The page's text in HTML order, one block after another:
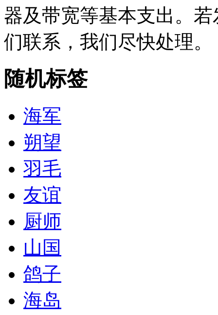
器及带宽等基本支出。
们联系，我们尽快处理。
随机标签
海军
朔望
羽毛
友谊
厨师
山国
鸽子
海岛